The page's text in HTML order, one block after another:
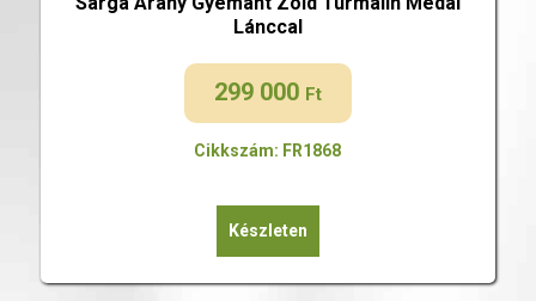
Lánccal
299 000 Ft
Cikkszám: FR1868
Készleten